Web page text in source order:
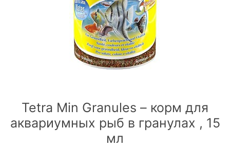
Tetra Min Granules – корм для
аквариумных рыб в гранулах , 15
мл